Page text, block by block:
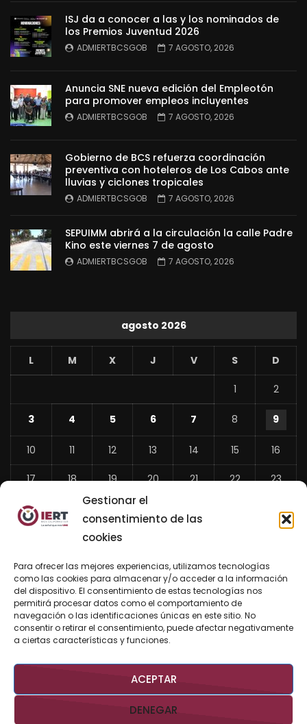
Gestionar el
consentimiento de las
cookies
Para ofrecer las mejores experiencias, utilizamos tecnologías
como las cookies para almacenar y/o acceder a la información
del dispositivo. El consentimiento de estas tecnologías nos
permitirá procesar datos como el comportamiento de
navegación o las identificaciones únicas en este sitio. No
consentir o retirar el consentimiento, puede afectar negativamente
a ciertas características y funciones.
ACEPTAR
DENEGAR
ISJ da a conocer a las y los nominados de
los Premios Juventud 2026
ADMIERTBCSGOB 7 AGOSTO, 2026
Anuncia SNE nueva edición del Empleotón
para promover empleos incluyentes
ADMIERTBCSGOB 7 AGOSTO, 2026
Gobierno de BCS refuerza coordinación
preventiva con hoteleros de Los Cabos ante
lluvias y ciclones tropicales
ADMIERTBCSGOB 7 AGOSTO, 2026
SEPUIMM abrirá a la circulación la calle Padre
Kino este viernes 7 de agosto
ADMIERTBCSGOB 7 AGOSTO, 2026
agosto 2026
L M X J V S D
1 2
3 4 5 6 7 8 9
10 11 12 13 14 15 16
17 18 19 20 21 22 23
24 26 27
«
Jul
BUSCAR AHORA